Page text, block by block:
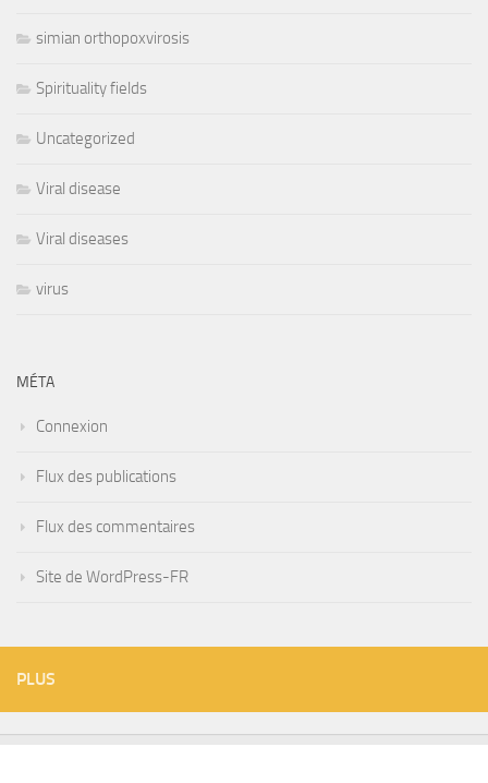
simian orthopoxvirosis
Spirituality fields
Uncategorized
Viral disease
Viral diseases
virus
MÉTA
Connexion
Flux des publications
Flux des commentaires
Site de WordPress-FR
PLUS